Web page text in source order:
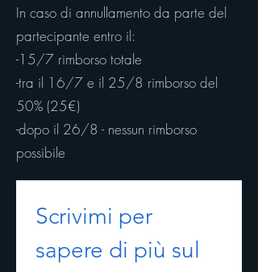
In caso di annullamento da parte del
partecipante entro il:
-15/7 rimborso totale
-tra il 16/7 e il 25/8 rimborso del
50% (25€)
-dopo il 26/8 - nessun rimborso
possibile
Scrivimi per
sapere di più sul